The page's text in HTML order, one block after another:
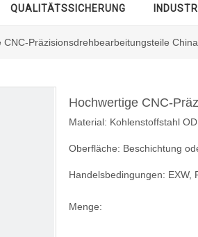
QUALITÄTSSICHERUNG
CNC-Präzisionsdrehbearbeitungsteile China
Hochwertige CNC-
Material: Kohlenstoffstahl
Oberfläche: Beschichtung
Handelsbedingungen: EXW,
Menge: